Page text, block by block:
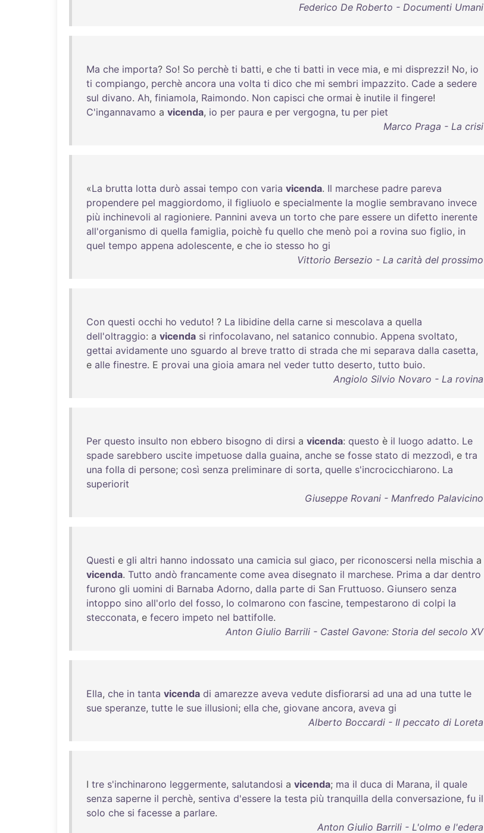
Federico De Roberto - Documenti Umani
Ma che importa? So! So perchè ti batti, e che ti batti in vece mia, e mi disprezzi! No, io
ti compiango, perchè ancora una volta ti dico che mi sembri impazzito. Cade a sedere
sul divano. Ah, finiamola, Raimondo. Non capisci che ormai è inutile il fingere!
C'ingannavamo a vicenda, io per paura e per vergogna, tu per piet
Marco Praga - La crisi
«La brutta lotta durò assai tempo con varia vicenda. Il marchese padre pareva
propendere pel maggiordomo, il figliuolo e specialmente la moglie sembravano invece
più inchinevoli al ragioniere. Pannini aveva un torto che pare essere un difetto inerente
all'organismo di quella famiglia, poichè fu quello che menò poi a rovina suo figlio, in
quel tempo appena adolescente, e che io stesso ho gi
Vittorio Bersezio - La carità del prossimo
Con questi occhi ho veduto! ? La libidine della carne si mescolava a quella
dell'oltraggio: a vicenda si rinfocolavano, nel satanico connubio. Appena svoltato,
gettai avidamente uno sguardo al breve tratto di strada che mi separava dalla casetta,
e alle finestre. E provai una gioia amara nel veder tutto deserto, tutto buio.
Angiolo Silvio Novaro - La rovina
Per questo insulto non ebbero bisogno di dirsi a vicenda: questo è il luogo adatto. Le
spade sarebbero uscite impetuose dalla guaina, anche se fosse stato di mezzodì, e tra
una folla di persone; così senza preliminare di sorta, quelle s'incrocicchiarono. La
superiorit
Giuseppe Rovani - Manfredo Palavicino
Questi e gli altri hanno indossato una camicia sul giaco, per riconoscersi nella mischia a
vicenda. Tutto andò francamente come avea disegnato il marchese. Prima a dar dentro
furono gli uomini di Barnaba Adorno, dalla parte di San Fruttuoso. Giunsero senza
intoppo sino all'orlo del fosso, lo colmarono con fascine, tempestarono di colpi la
stecconata, e fecero impeto nel battifolle.
Anton Giulio Barrili - Castel Gavone: Storia del secolo XV
Ella, che in tanta vicenda di amarezze aveva vedute disfiorarsi ad una ad una tutte le
sue speranze, tutte le sue illusioni; ella che, giovane ancora, aveva gi
Alberto Boccardi - Il peccato di Loreta
I tre s'inchinarono leggermente, salutandosi a vicenda; ma il duca di Marana, il quale
senza saperne il perchè, sentiva d'essere la testa più tranquilla della conversazione, fu il
solo che si facesse a parlare.
Anton Giulio Barrili - L'olmo e l'edera